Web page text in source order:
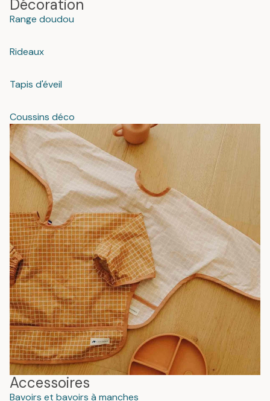
Décoration
Range doudou
Rideaux
Tapis d'éveil
Coussins déco
Accessoires
Bavoirs et bavoirs à manches